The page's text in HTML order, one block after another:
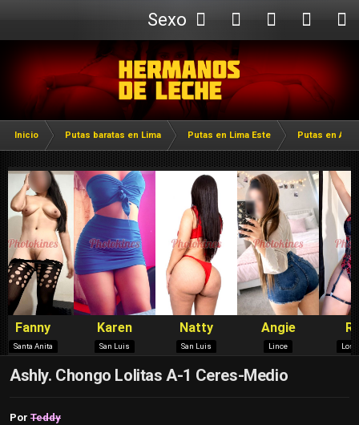
Sexo
Webcam
Inicio Putas baratas en Lima Putas en Lima Este Putas en ATE
Ashly. Chongo Lolitas A-1 Ceres-Medio
Por Teddy